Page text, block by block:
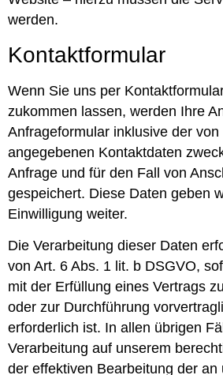
werden.
Kontaktformular
Wenn Sie uns per
zukommen lassen, werden Ihre
Anfrageformular inklusive der
angegebenen Kontaktdaten
Anfrage und für den Fall von
gespeichert. Diese Daten geben
Einwilligung weiter.
Die Verarbeitung dieser Daten
von Art. 6 Abs. 1 lit. b DSGVO,
mit der Erfüllung eines Vertrags
oder zur Durchführung
erforderlich ist. In allen übrigen
Verarbeitung auf unserem
der effektiven Bearbeitung der an